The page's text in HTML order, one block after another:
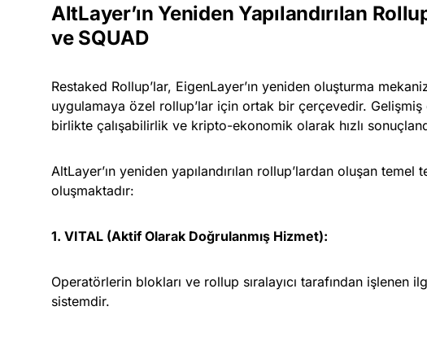
AltLayer’ın Yeniden Yapılandırılan
ve SQUAD
Restaked Rollup’lar, EigenLayer’ın yeniden oluşturma
uygulamaya özel rollup’lar için ortak bir çerçevedir.
birlikte çalışabilirlik ve kripto-ekonomik olarak hızlı
AltLayer’ın yeniden yapılandırılan rollup’lardan oluşan
oluşmaktadır:
1. VITAL (Aktif Olarak Doğrulanmış Hizmet):
Operatörlerin blokları ve rollup sıralayıcı tarafından işlenen
sistemdir.